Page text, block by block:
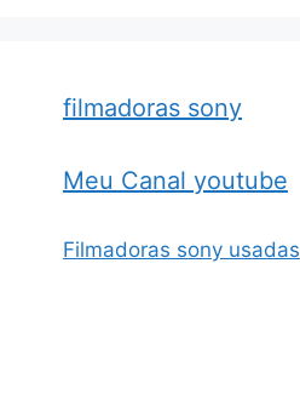
filmadoras sony
Meu Canal youtube
Filmadoras sony usadas